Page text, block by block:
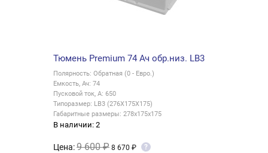
Тюмень Premium 74 Ач обр.низ. LB3
Полярность: Обратная (0 - Евро.)
Емкость, Ач: 74
Пусковой ток, А: 650
Типоразмер: LB3 (276X175X175)
Габаритные размеры: 278x175x175
В наличии: 2
Цена:9 600 ₽ 8 670 ₽ ?